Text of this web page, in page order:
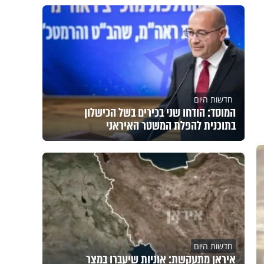
חדשות היום
המוסד: הודחו שני בכירים בשל הכישלון
בתוכנית להפלת המשטר האיראני
חדשות היום
איראן מתעקשת: אוניות שיעברו במצר